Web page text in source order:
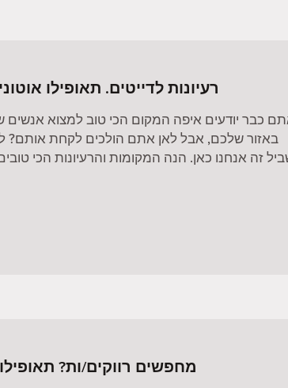
רעיונות לדייטים. תאופילו
כבר יודעים איפה המקום הכי טוב למצוא אנשים
באזור שלכם, אבל לאן אתם הולכים לקחת אותם?
זה אנחנו כאן. הנה המקומות והרעיונות הכי
מחפשים רווקים/ות? תאופילו